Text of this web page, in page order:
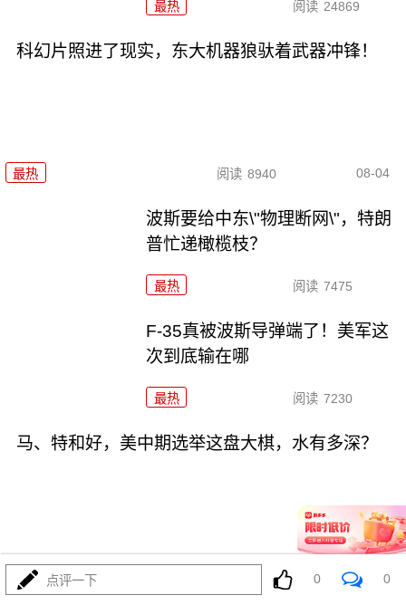
最热 阅读 24869
科幻片照进了现实，东大机器狼驮着武器冲锋！
最热 阅读 8940 08-04
波斯要给中东\"物理断网\"，特朗
普忙递橄榄枝？
最热 阅读 7475
F-35真被波斯导弹端了！美军这
次到底输在哪
最热 阅读 7230
马、特和好，美中期选举这盘大棋，水有多深？
最热 阅读 6592
点评一下 0 0